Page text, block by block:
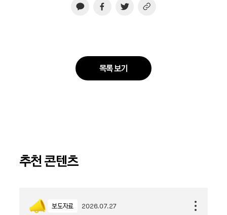
목록 보기
추천 콘텐츠
보도자료 2026.07.27